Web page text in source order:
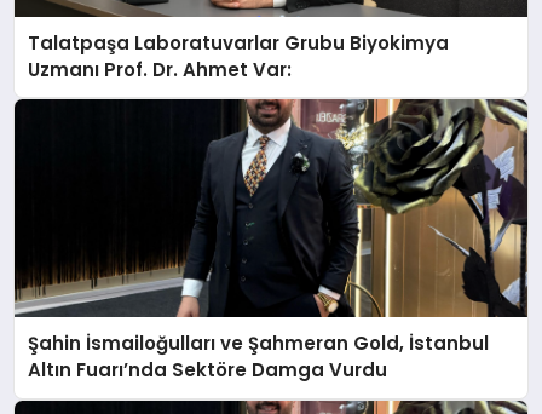
Talatpaşa Laboratuvarlar Grubu Biyokimya
Uzmanı Prof. Dr. Ahmet Var:
Şahin İsmailoğulları ve Şahmeran Gold, İstanbul
Altın Fuarı’nda Sektöre Damga Vurdu